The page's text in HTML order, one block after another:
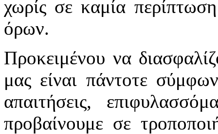
χωρίς σε καμία
όρων.
Προκειμένου να
μας είναι πάντοτε
απαιτήσεις,
προβαίνουμε σε